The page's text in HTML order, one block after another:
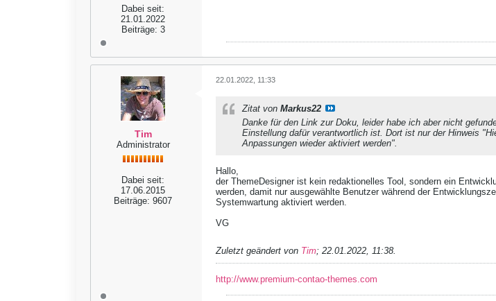
Dabei seit:
21.01.2022
Beiträge: 3
Tim
Administrator
Dabei seit:
17.06.2015
Beiträge: 9607
22.01.2022, 11:33
Zitat von Markus22
Danke für den Link zur Doku, leider habe ich aber nicht
Einstellung dafür verantwortlich ist. Dort ist nur der Hinweis
Anpassungen wieder aktiviert werden".
Hallo,
der ThemeDesigner ist kein redaktionelles Tool, sondern ein
werden, damit nur ausgewählte Benutzer während der
Systemwartung aktiviert werden.
VG
Zuletzt geändert von Tim; 22.01.2022, 11:38.
http://www.premium-contao-themes.com